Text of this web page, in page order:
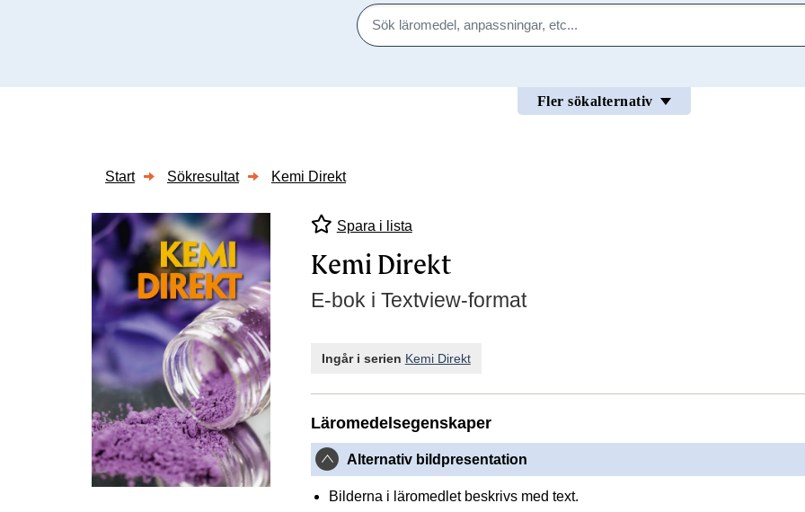
Sök
Fler sökalternativ
Start Sökresultat Kemi Direkt
Spara i lista
Kemi Direkt
E-bok i Textview-format
Ingår i serien Kemi Direkt
Läromedelsegenskaper
Alternativ bildpresentation
Bilderna i läromedlet beskrivs med text.